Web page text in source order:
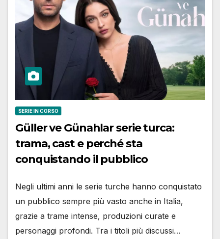
SERIE IN CORSO
Güller ve Günahlar serie turca:
trama, cast e perché sta
conquistando il pubblico
Negli ultimi anni le serie turche hanno conquistato
un pubblico sempre più vasto anche in Italia,
grazie a trame intense, produzioni curate e
personaggi profondi. Tra i titoli più discussi…